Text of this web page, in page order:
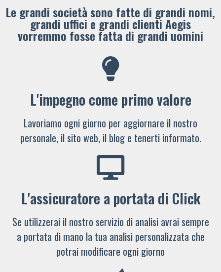
Le grandi società sono fatte di grandi nomi,
grandi uffici e grandi clienti ​Aegis
vorremmo fosse fatta di grandi uomini
L'impegno come primo valore
Lavoriamo ogni giorno per aggiornare il nostro
personale, il sito web, il blog e tenerti informato.
L'assicuratore a portata di Click
Se utilizzerai il nostro servizio di analisi avrai sempre
a portata di mano la tua analisi personalizzata che
potrai modificare ogni giorno